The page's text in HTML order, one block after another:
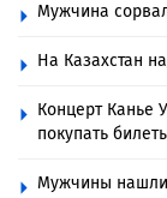
Мужчина
На Казахстан
Концерт Канье
покупать
Мужчины нашли